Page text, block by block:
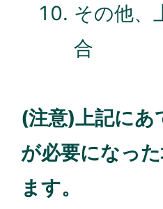
その他、
合
(注意)上記にあ
が必要になっ
ます。